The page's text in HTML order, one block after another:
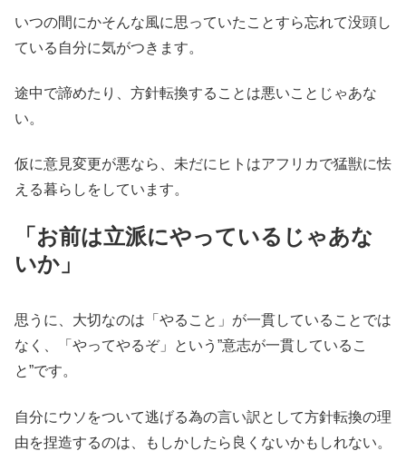
いつの間にかそんな風に思っていたことすら忘れて没頭し
ている自分に気がつきます。
途中で諦めたり、方針転換することは悪いことじゃあな
い。
仮に意見変更が悪なら、未だにヒトはアフリカで猛獣に怯
える暮らしをしています。
「お前は立派にやっているじゃあな
いか」
思うに、大切なのは「やること」が一貫していることでは
なく、「やってやるぞ」という”意志が一貫しているこ
と”です。
自分にウソをついて逃げる為の言い訳として方針転換の理
由を捏造するのは、もしかしたら良くないかもしれない。